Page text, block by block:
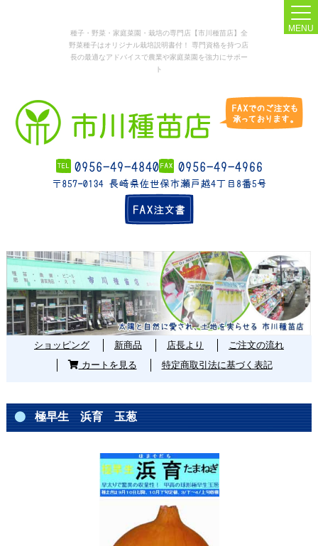
種子・野菜・家庭菜園・栽培の専門店【市川種苗店】全
野菜種子はオリジナル栽培説明書付！ 専門資格を持つ店
長の最適なアドバイスで農業や家庭菜園を強力にサポー
ト
MENU
ショッピング 新商品 店長より
ご注文の流れ
カートを見る
特定商取引法に基づく表記
極早生 浜育 玉葱